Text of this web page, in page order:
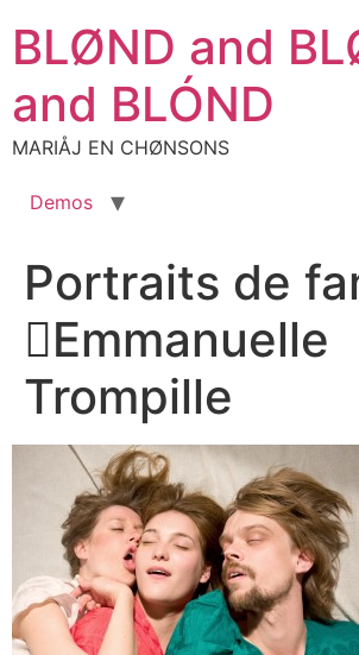
contenu
BLØND and
and BLÓND
MARIÅJ EN CHØNSONS
Demos
Portraits de
Emmanuelle
Trompille